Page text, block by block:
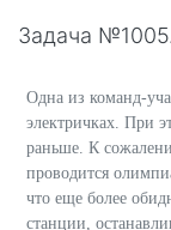
Задача
Одна из команд-
электричках. При
раньше. К
проводится
что еще более
станции,